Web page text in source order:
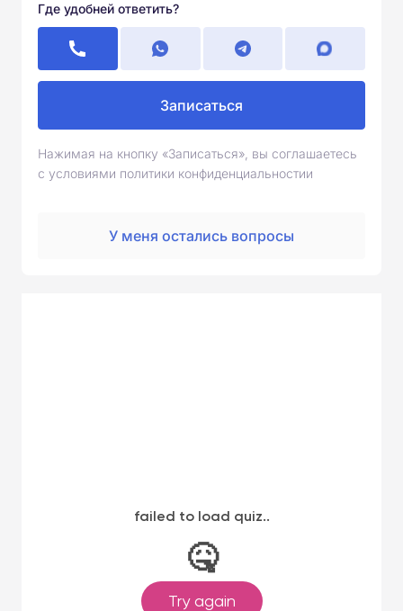
Где удобней ответить?
Записаться
Нажимая на кнопку «Записаться», вы соглашаетесь
с условиями политики конфиденциальностии
У меня остались вопросы